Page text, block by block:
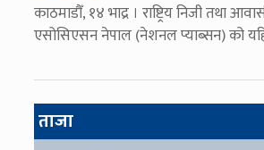
काठमाडौँ, १४ भाद्र । राष्ट्रिय निजी तथा
एसोसिएसन नेपाल (नेशनल प्याब्सन) को
ताजा